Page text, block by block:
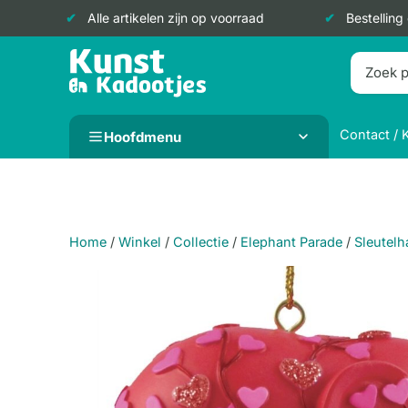
Alle artikelen zijn op voorraad
Doorgaan
Hoofdmenu Contact /
Home / Winkel / Collectie / Elephant Parade /